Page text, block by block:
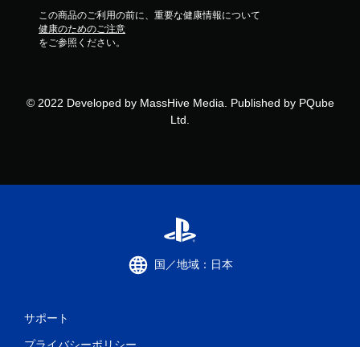
この商品のご利用の前に、重要な健康情報について
健康のためのご注意
をご参照ください。
© 2022 Developed by MassHive Media. Published by PQube
Ltd.
国／地域：日本
サポート
プライバシーポリシー